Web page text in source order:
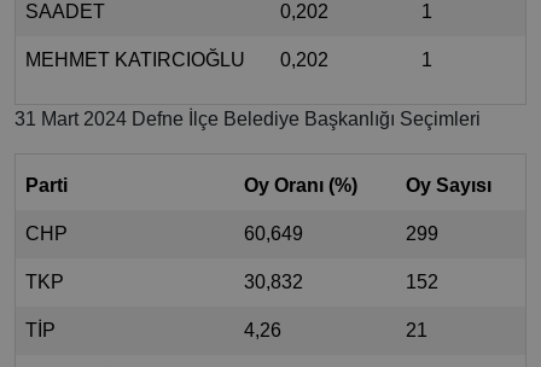
SAADET 0,202 1
MEHMET KATIRCIOĞLU 0,202 1
31 Mart 2024 Defne İlçe Belediye Başkanlığı Seçimleri
Parti Oy Oranı (%) Oy Sayısı
CHP 60,649 299
TKP 30,832 152
TİP 4,26 21